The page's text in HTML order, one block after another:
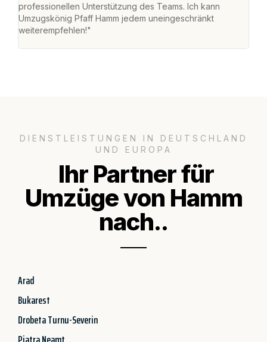
professionellen Unterstützung des Teams. Ich kann
Umzugskönig Pfaff Hamm jedem uneingeschränkt
weiterempfehlen!"
DIENSTLEISTUNGEN IN DEUTSCHLAND
UND EUROPA
Ihr Partner für
Umzüge von Hamm
nach..
Arad
Bukarest
Drobeta Turnu-Severin